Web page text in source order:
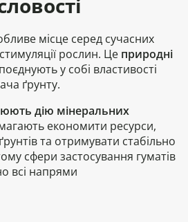
місце серед сучасних
рослин. Це природні
у собі властивості
ґрунту.
дію мінеральних
економити ресурси,
та отримувати стабільно
сфери застосування гуматів
всі напрями